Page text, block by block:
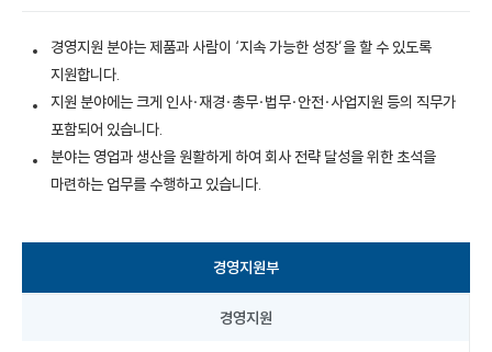
경영지원 분야는 제품과 사람이 ‘지속 가능한 성장’을 할 수 있도록
지원합니다.
지원 분야에는 크게 인사·재경·총무·법무·안전·사업지원 등의 직무가
포함되어 있습니다.
분야는 영업과 생산을 원활하게 하여 회사 전략 달성을 위한 초석을
마련하는 업무를 수행하고 있습니다.
경영지원부
경영지원